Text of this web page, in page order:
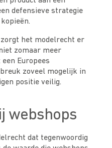
defensieve strategie
het modelrecht er
zomaar meer
Europees
zoveel mogelijk in
positie veilig.
webshops
dat tegenwoordig